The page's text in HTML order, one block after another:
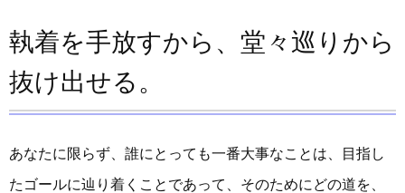
執着を手放すから、堂々巡りから
抜け出せる。
あなたに限らず、誰にとっても一番大事なことは、目指し
たゴールに辿り着くことであって、そのためにどの道を、